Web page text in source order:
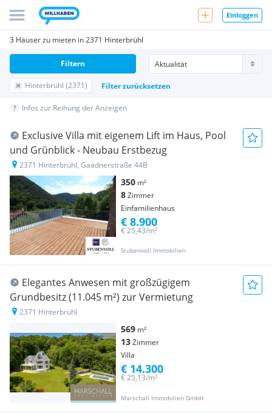
Einloggen
3 Häuser zu mieten in 2371 Hinterbrühl
Hinterbrühl (2371) Filter zurücksetzen
Filtern
Infos zur Reihung der Anzeigen
Exclusive Villa mit eigenem Lift im Haus, Pool
und Grünblick - Neubau Erstbezug
2371 Hinterbrühl, Gaadnerstraße 44B
350 m²
8Zimmer
Einfamilienhaus
Stubenvoll Immobilien
€ 25,43/m²
€ 8.900
Elegantes Anwesen mit großzügigem
Grundbesitz (11.045 m²) zur Vermietung
2371 Hinterbrühl
569 m²
13Zimmer
Villa
Marschall Immobilien GmbH
€ 25,13/m²
€ 14.300